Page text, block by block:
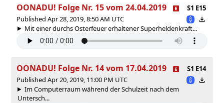
OONADU! Folge Nr. 15 vom 24.04.2019
S1 E15
Published Apr 28, 2019, 8:50 AM UTC
Mit einer durchs Osterfeuer erhaltener Superheldenkraft...
OONADU! Folge Nr. 14 vom 17.04.2019
S1 E14
Published Apr 20, 2019, 11:00 PM UTC
Im Computerraum während der Schulzeit nach dem
Untersch...